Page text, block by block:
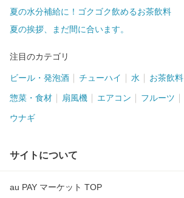
夏の水分補給に！ゴクゴク飲めるお茶飲料
夏の挨拶、まだ間に合います。
注目のカテゴリ
ビール・発泡酒 チューハイ 水 お茶飲料
惣菜・食材 扇風機 エアコン フルーツ
ウナギ
サイトについて
au PAY マーケット TOP